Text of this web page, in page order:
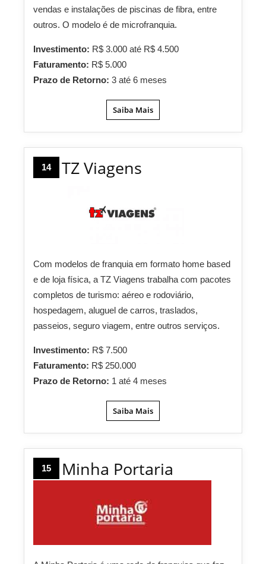
vendas e instalações de piscinas de fibra, entre
outros. O modelo é de microfranquia.
Investimento: R$ 3.000 até R$ 4.500
Faturamento: R$ 5.000
Prazo de Retorno: 3 até 6 meses
Saiba Mais
14 TZ Viagens
Com modelos de franquia em formato home based
e de loja física, a TZ Viagens trabalha com pacotes
completos de turismo: aéreo e rodoviário,
hospedagem, aluguel de carros, traslados,
passeios, seguro viagem, entre outros serviços.
Investimento: R$ 7.500
Faturamento: R$ 250.000
Prazo de Retorno: 1 até 4 meses
Saiba Mais
15 Minha Portaria